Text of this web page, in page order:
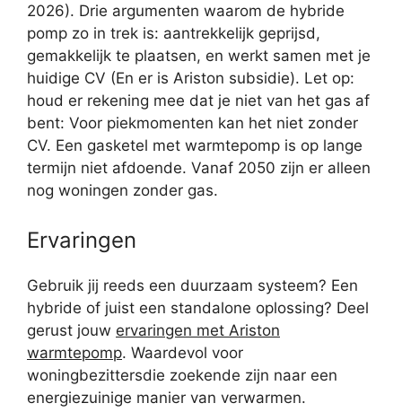
2026). Drie argumenten waarom de hybride
pomp zo in trek is: aantrekkelijk geprijsd,
gemakkelijk te plaatsen, en werkt samen met je
huidige CV (En er is Ariston subsidie). Let op:
houd er rekening mee dat je niet van het gas af
bent: Voor piekmomenten kan het niet zonder
CV. Een gasketel met warmtepomp is op lange
termijn niet afdoende. Vanaf 2050 zijn er alleen
nog woningen zonder gas.
Ervaringen
Gebruik jij reeds een duurzaam systeem? Een
hybride of juist een standalone oplossing? Deel
gerust jouw ervaringen met Ariston
warmtepomp. Waardevol voor
woningbezittersdie zoekende zijn naar een
energiezuinige manier van verwarmen.